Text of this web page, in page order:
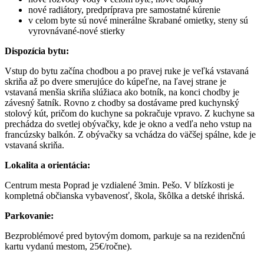
nové radiátory, predpríprava pre samostatné kúrenie
v celom byte sú nové minerálne škrabané omietky, steny sú
vyrovnávané-nové stierky
Dispozícia bytu:
Vstup do bytu začína chodbou a po pravej ruke je veľká vstavaná
skriňa až po dvere smerujúce do kúpeľne, na ľavej strane je
vstavaná menšia skriňa slúžiaca ako botník, na konci chodby je
závesný šatník. Rovno z chodby sa dostávame pred kuchynský
stolový kút, pričom do kuchyne sa pokračuje vpravo. Z kuchyne sa
prechádza do svetlej obývačky, kde je okno a vedľa neho vstup na
francúzsky balkón. Z obývačky sa vchádza do väčšej spálne, kde je
vstavaná skriňa.
Lokalita a orientácia:
Centrum mesta Poprad je vzdialené 3min. Pešo. V blízkosti je
kompletná občianska vybavenosť, škola, škôlka a detské ihriská.
Parkovanie:
Bezproblémové pred bytovým domom, parkuje sa na rezidenčnú
kartu vydanú mestom, 25€/ročne).